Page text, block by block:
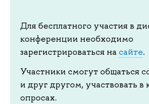
Для бесплатного участия в
конференции необходимо
зарегистрироваться на сайте.
Участники смогут общаться
и друг другом, участвовать в
опросах.